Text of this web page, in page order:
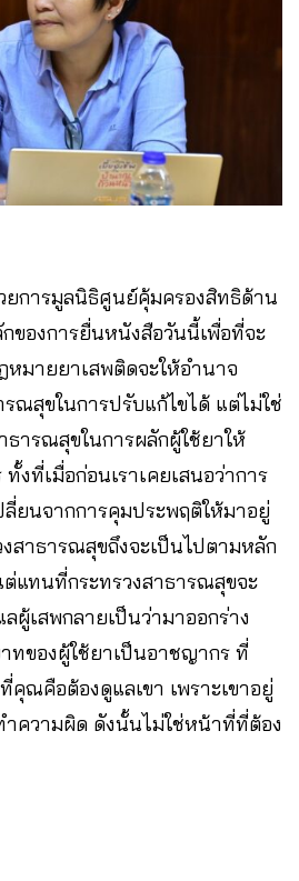
ยการมูลนิธิศูนย์คุ้มครองสิทธิด้าน
ของการยื่นหนังสือวันนี้เพื่อที่จะ
หมายยาเสพติดจะให้อำนาจ
ณสุขในการปรับแก้ไขได้ แต่ไม่ใช่
ธารณสุขในการผลักผู้ใช้ยาให้
งที่เมื่อก่อนเราเคยเสนอว่าการ
ลี่ยนจากการคุมประพฤติให้มาอยู่
สาธารณสุขถึงจะเป็นไปตามหลัก
ต่แทนที่กระทรวงสาธารณสุขจะ
ผู้เสพกลายเป็นว่ามาออกร่าง
ทของผู้ใช้ยาเป็นอาชญากร ที่
ณคือต้องดูแลเขา เพราะเขาอยู่
ำความผิด ดังนั้นไม่ใช่หน้าที่ที่ต้อง